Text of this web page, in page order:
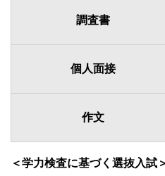
調査書
個人面接
作文
＜学力検査に基づく選抜入試